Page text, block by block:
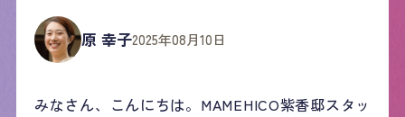
原 幸子2025年08月10日
みなさん、こんにちは。MAMEHICO紫香邸スタッ